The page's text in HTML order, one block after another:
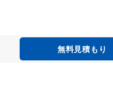
無料見積もり